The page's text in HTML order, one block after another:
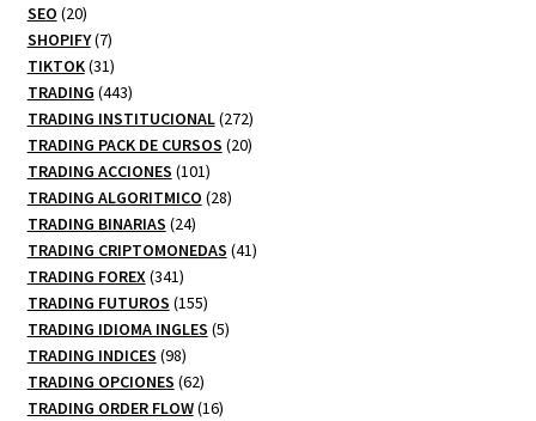
SEO 2020
productos
SHOPIFY 77
productos
TIKTOK 3131
productos
TRADING 443443
productos
TRADING INSTITUCIONAL 272272
productos
TRADING PACK DE CURSOS 2020
TRADING ACCIONES 101101
productos
TRADING ALGORITMICO 2828
TRADING BINARIAS 2424
productos
TRADING CRIPTOMONEDAS 4141
TRADING FOREX 341341
productos
TRADING FUTUROS 155155
productos
TRADING IDIOMA INGLES 55
TRADING INDICES 9898
productos
TRADING OPCIONES 6262
productos
TRADING ORDER FLOW 1616